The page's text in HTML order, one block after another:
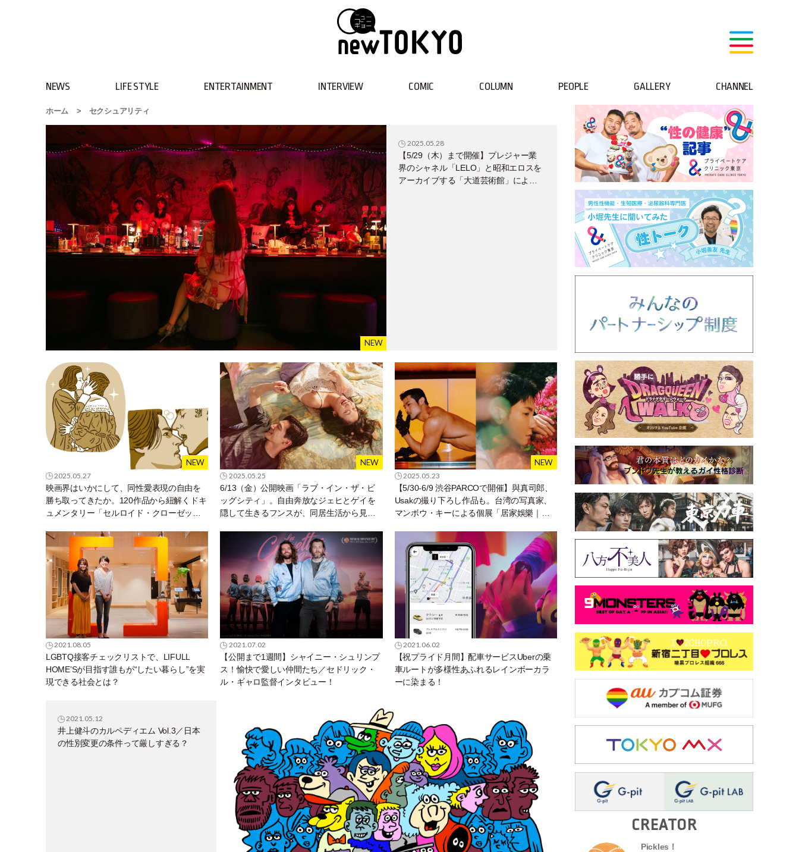
NEWS LIFE STYLE ENTERTAINMENT INTERVIEW COMIC COLUMN PEOPLE GALLERY CHANNEL
ホーム > セクシュアリティ
2025.05.28
【5/29（木）まで開催】プレジャー業
界のシャネル「LELO」と昭和エロスを
アーカイブする「大道芸術館」による
2025.05.27
映画界はいかにして、同性愛表現の自由を
勝ち取ってきたか。120作品から紐解くドキ
ュメンタリー「セルロイド・クローゼッ
2025.05.25
6/13（金）公開映画「ラブ・イン・ザ・ビ
ッグシティ」。自由奔放なジェヒとゲイを
隠して生きるフンスが、同居生活から見出
2025.05.23
【5/30-6/9 渋谷PARCOで開催】與真司郎、
Usakの撮り下ろし作品も。台湾の写真家、
マンボウ・キーによる個展「居家娛樂｜
2021.08.05
LGBTQ接客チェックリストで、LIFULL
HOME’Sが目指す誰もが“したい暮らし”を実
現できる社会とは？
2021.07.02
【公開まで1週間】シャイニー・シュリンプ
ス！愉快で愛しい仲間たち／セドリック・
ル・ギャロ監督インタビュー！
2021.06.02
【祝プライド月間】配車サービスUberの乗
車ルートが多様性あふれるレインボーカラ
ーに染まる！
2021.05.12
井上健斗のカルペディエム Vol.3／日本
の性別変更の条件って厳しすぎる？
CREATOR
Pickles！